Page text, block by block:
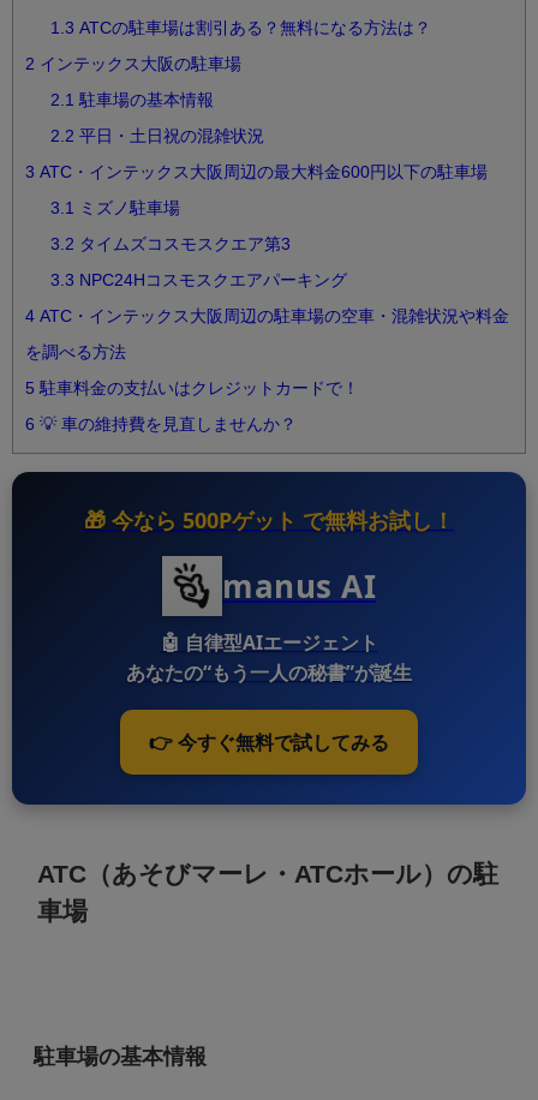
1.3 ATCの駐車場は割引ある？無料になる方法は？
2 インテックス大阪の駐車場
2.1 駐車場の基本情報
2.2 平日・土日祝の混雑状況
3 ATC・インテックス大阪周辺の最大料金600円以下の駐車場
3.1 ミズノ駐車場
3.2 タイムズコスモスクエア第3
3.3 NPC24Hコスモスクエアパーキング
4 ATC・インテックス大阪周辺の駐車場の空車・混雑状況や料金
を調べる方法
5 駐車料金の支払いはクレジットカードで！
6 💡 車の維持費を見直しませんか？
🎁 今なら 500Pゲット で無料お試し！
manus AI
🤖 自律型AIエージェント
あなたの“もう一人の秘書”が誕生
👉 今すぐ無料で試してみる
ATC（あそびマーレ・ATCホール）の駐
車場
駐車場の基本情報